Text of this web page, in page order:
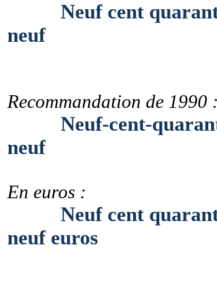
Neuf cent quarante
neuf
Recommandation de 1990
Neuf-cent-
neuf
En euros :
Neuf cent quarante
neuf euros